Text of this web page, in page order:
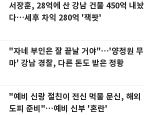
서장훈, 28억에 산 강남 건물 450억 내놨
다…세후 차익 280억 '잭팟'
"자네 부인은 잘 끝날 거야"…'양정원 무
마' 강남 경찰, 다른 돈도 받은 정황
"예비 신랑 절친이 전신 먹물 문신, 해외
도피 준비"…예비 신부 '혼란'